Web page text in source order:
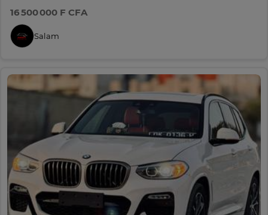
16 500 000 F CFA
Salam